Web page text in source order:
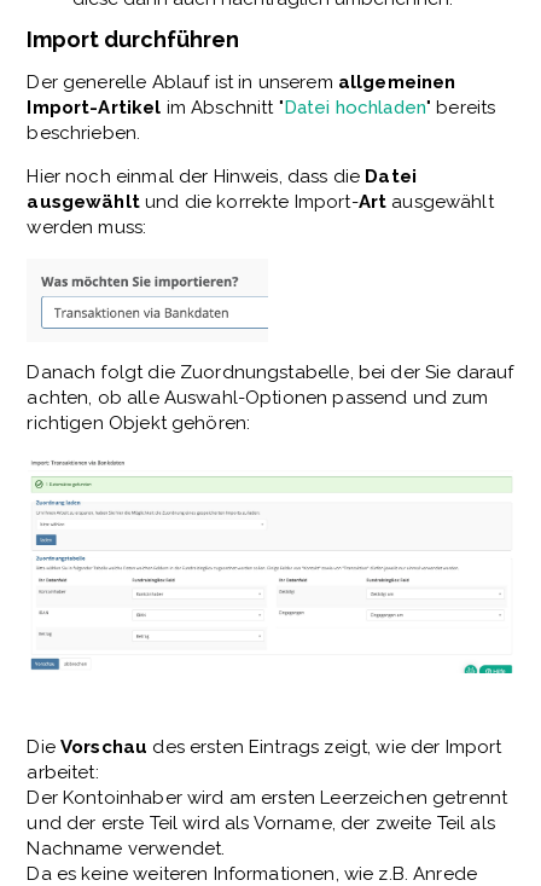
Import durchführen
Der generelle Ablauf ist in unserem allgemeinen
Import-Artikel im Abschnitt "Datei hochladen" bereits
beschrieben.
Hier noch einmal der Hinweis, dass die Datei
ausgewähltund die korrekte Import-Art ausgewählt
werden muss:
Danach folgt die Zuordnungstabelle, bei der Sie darauf
achten, ob alle Auswahl-Optionen passend und zum
richtigen Objekt gehören:
DieVorschau des ersten Eintrags zeigt, wie der Import
arbeitet:
Der Kontoinhaber wird am ersten Leerzeichen getrennt
und der erste Teil wird als Vorname, der zweite Teil als
Nachname verwendet.
Da es keine weiteren Informationen, wie z.B. Anrede